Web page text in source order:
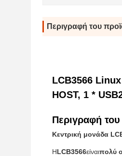
Περιγραφή του
LCB3566
HOST, 1 *
Περιγραφή
Κεντρική μονάδα
ΗLCB3566είναιπολύ